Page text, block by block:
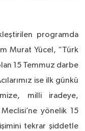
programda
Murat Yücel, “Türk
15 Temmuz darbe
ise ilk günkü
milli iradeye,
yönelik 15
tekrar şiddetle